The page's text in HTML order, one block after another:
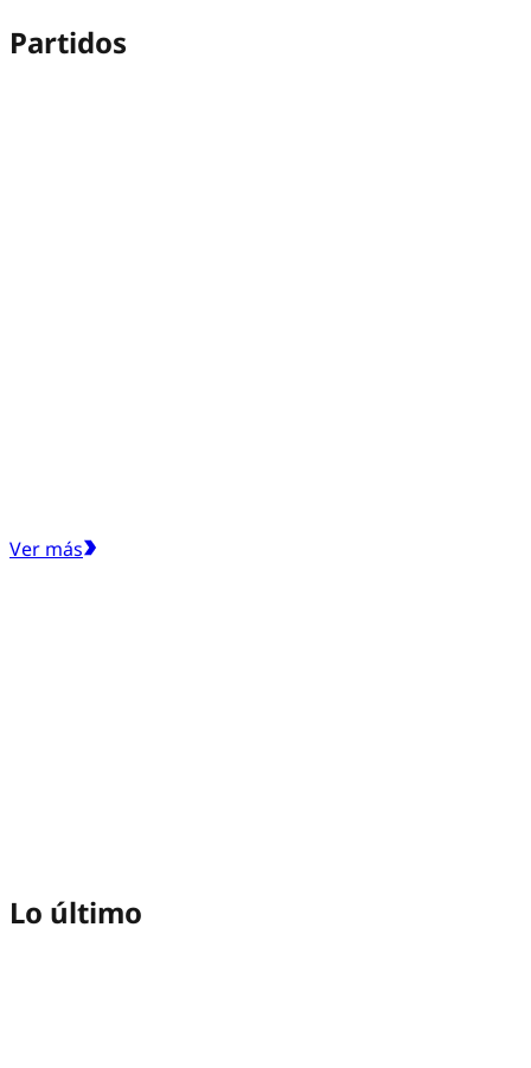
Partidos
Ver más
Lo último